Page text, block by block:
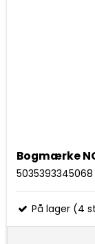
Bogmærke
5035393345068
På lager (4